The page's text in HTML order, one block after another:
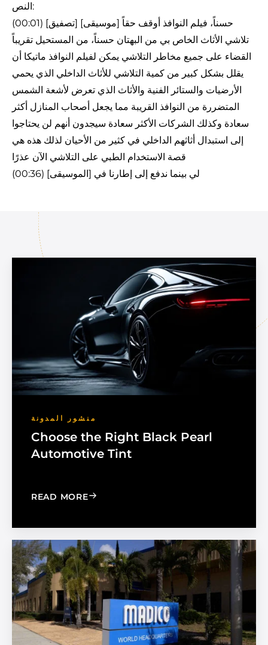
النص:
(00:01) [تصفيق] [موسيقى] حسناً، فيلم النوافذ أوقف حقاً
تلاشي الأثاث الخاص بي من البهتان حسناً، من المستحيل تقريباً
القضاء على جميع مخاطر التلاشي يمكن لفيلم النوافذ ماتيكا أن
يقلل بشكل كبير من كمية التلاشي للأثاث الداخلي الذي يحمي
الأرضيات والستائر الفنية والأثاث الذي تعرض لأشعة الشمس
المتضررة من النوافذ القريبة مما يجعل أصحاب المنازل أكثر
سعادة وكذلك الشركات الأكثر سعادة سيجدون أنهم لن يحتاجوا
إلى استبدال أثاثهم الداخلي في كثير من الأحيان لذلك هذه هي
قصة الاستخدام الطبي على التلاشي الآن عذرًا
(00:36) لي بينما ندفع إلى إطارنا في [الموسيقى]
منشور المدونة
Choose the Right Black Pearl
Automotive Tint
READ MORE: CHOOSE THE RIGHT BLACK PEARL